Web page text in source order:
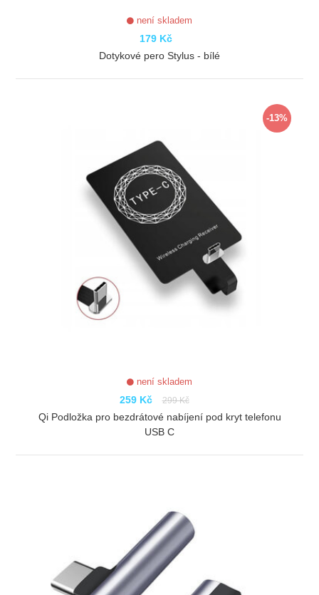
není skladem
179 Kč
Dotykové pero Stylus - bílé
-13%
není skladem
259 Kč 299 Kč
Qi Podložka pro bezdrátové nabíjení pod kryt telefonu
USB C